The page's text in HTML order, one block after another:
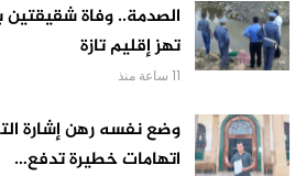
الصدمة.. وفاة
تهز إقليم تازة
11 ساعة منذ
وضع نفسه رهن إشارة
اتهامات خطيرة تدفع…